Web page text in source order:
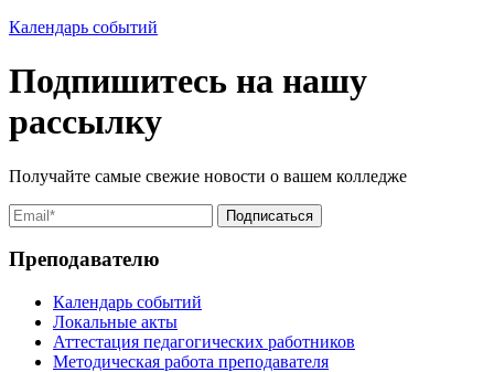
Календарь событий
Подпишитесь на нашу
рассылку
Получайте самые свежие новости о вашем колледже
Преподавателю
Календарь событий
Локальные акты
Аттестация педагогических работников
Методическая работа преподавателя